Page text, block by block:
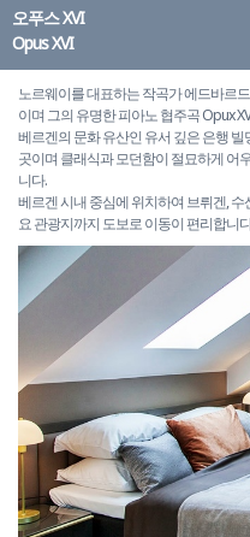
오푸스 XVI
Opus XVI
노르웨이를 대표하는 작곡가 에드바르
이며 그의 유명한 피아노 협주곡 Opux
베르겐의 문화 유산인 유서 깊은 은행
곳이며 클래식과 모던함이 절묘하게 어
니다.
베르겐 시내 중심에 위치하여 브뤼겐,
요 관광지까지 도보로 이동이 편리합니